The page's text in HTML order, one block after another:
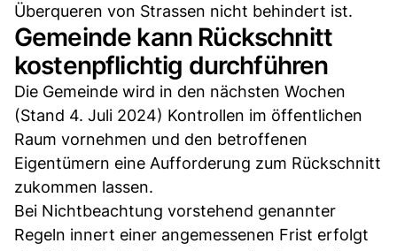
Überqueren von Strassen nicht be­hindert ist.
Gemeinde kann Rückschnitt
kostenpflichtig durchführen
Die Gemeinde wird in den nächsten Wochen
(Stand 4. Juli 2024) Kontrollen im öffentlichen
Raum vornehmen und den betroffenen
Eigentümern eine Aufforderung zum Rückschnitt
zukommen lassen.
Bei Nichtbeachtung vorstehend genannter
Regeln innert einer angemessenen Frist erfolgt